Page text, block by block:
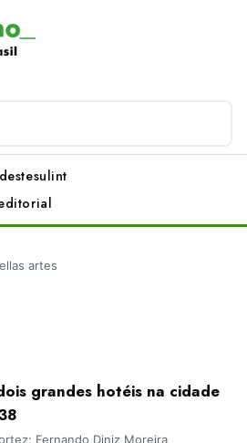
sulint
artes
grandes hotéis na cidade
Fernando Diniz Moreira